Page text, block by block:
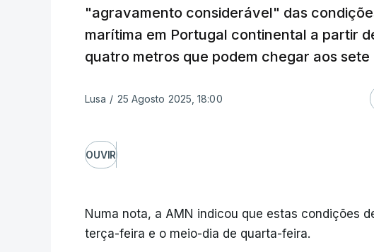
"agravamento considerável" das
marítima em Portugal continental a partir
quatro metros que podem chegar aos
Lusa / 25 Agosto 2025, 18:00
OUVIR
Numa nota, a AMN indicou que estas condições
terça-feira e o meio-dia de quarta-feira.